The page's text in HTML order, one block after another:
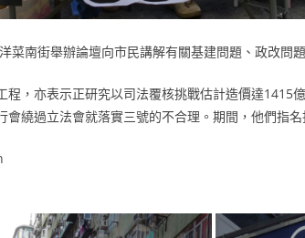
菜南街舉辦論壇向市民講解有關基建問題、政改問
程，亦表示正研究以司法覆核挑戰估計造價達1415
會繞過立法會就落實三號的不合理。期間，他們指